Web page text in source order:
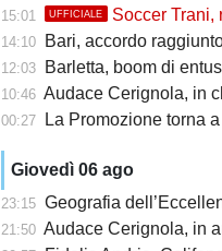
15:01 UFFICIALE Soccer Trani,
14:10 Bari, accordo raggiunto con
12:03 Barletta, boom di
10:46 Audace Cerignola, in chiusura
00:27 La Promozione torna
Giovedì 06 ago
23:15 Geografia
21:50 Audace Cerignola, in arrivo